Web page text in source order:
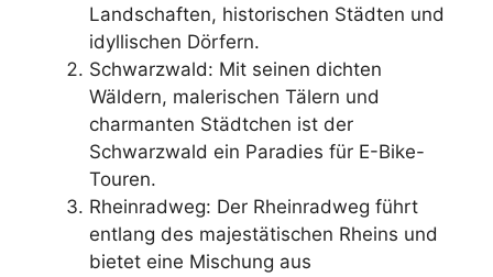
Landschaften, historischen Städten und
idyllischen Dörfern.
Schwarzwald: Mit seinen dichten
Wäldern, malerischen Tälern und
charmanten Städtchen ist der
Schwarzwald ein Paradies für E-Bike-
Touren.
Rheinradweg: Der Rheinradweg führt
entlang des majestätischen Rheins und
bietet eine Mischung aus